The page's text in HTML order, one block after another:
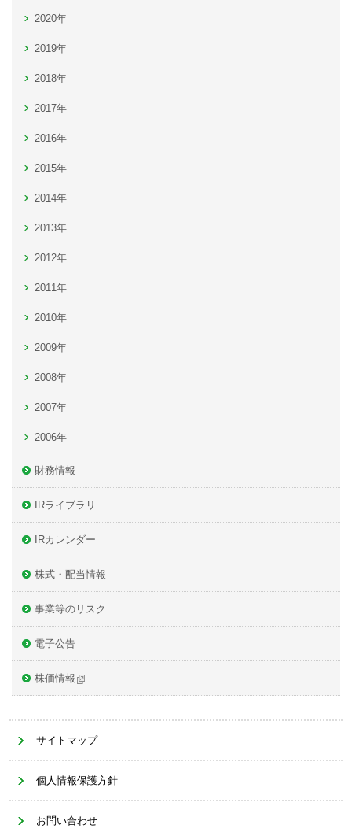
2020年
2019年
2018年
2017年
2016年
2015年
2014年
2013年
2012年
2011年
2010年
2009年
2008年
2007年
2006年
財務情報
IRライブラリ
IRカレンダー
株式・配当情報
事業等のリスク
電子公告
株価情報
サイトマップ
個人情報保護方針
お問い合わせ